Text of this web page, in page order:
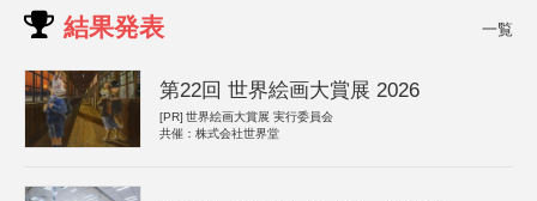
結果発表 一覧
第22回 世界絵画大賞展 2026
[PR] 世界絵画大賞展 実行委員会
共催：株式会社世界堂